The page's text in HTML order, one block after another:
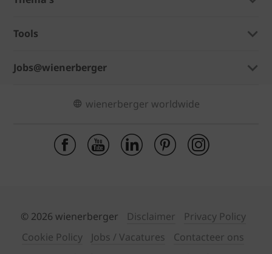
Tools
Jobs@wienerberger
wienerberger worldwide
© 2026 wienerberger Disclaimer
Privacy Policy
Cookie Policy
Jobs / Vacatures
Contacteer ons